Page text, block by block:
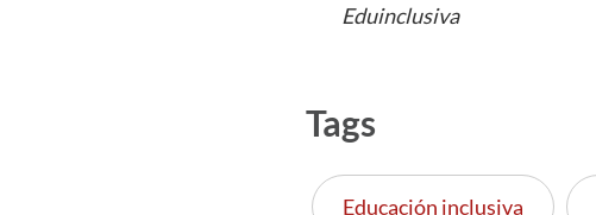
Eduinclusiva
Tags
Educación inclusiva